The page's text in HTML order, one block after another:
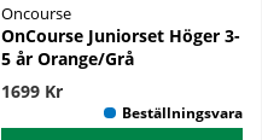
Oncourse
OnCourse Juniorset Höger 3-
5 år Orange/Grå
1699 Kr